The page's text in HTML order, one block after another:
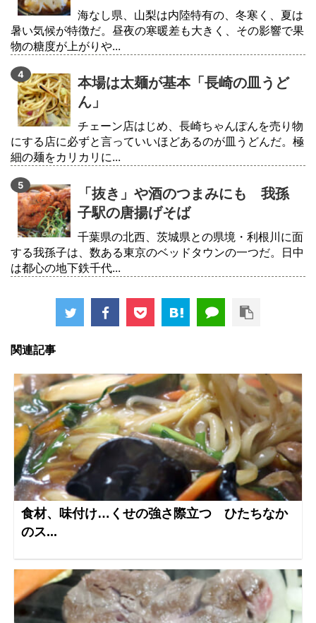
海なし県、山梨は内陸特有の、冬寒く、夏は
暑い気候が特徴だ。昼夜の寒暖差も大きく、その影響で果
物の糖度が上がりや...
本場は太麺が基本「長崎の皿うど
ん」
チェーン店はじめ、長崎ちゃんぽんを売り物
にする店に必ずと言っていいほどあるのが皿うどんだ。極
細の麺をカリカリに...
「抜き」や酒のつまみにも 我孫
子駅の唐揚げそば
千葉県の北西、茨城県との県境・利根川に面
する我孫子は、数ある東京のベッドタウンの一つだ。日中
は都心の地下鉄千代...
関連記事
食材、味付け…くせの強さ際立つ ひたちなか
のス...